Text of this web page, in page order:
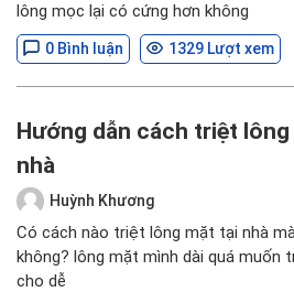
lông mọc lại có cứng hơn không
0 Bình luận 1329 Lượt xem
Hướng dẫn cách triệt lông
nhà
Huỳnh Khương
Có cách nào triệt lông mặt tại nhà
không? lông mặt mình dài quá
cho dễ